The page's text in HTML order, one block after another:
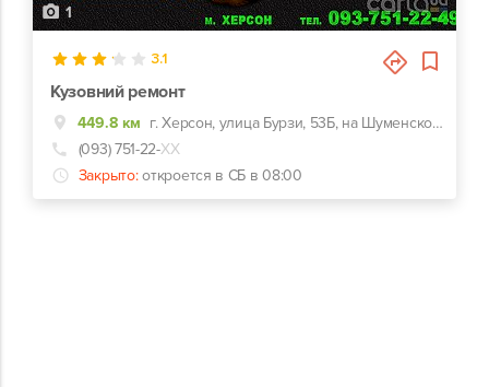
1
3.1
Кузовний ремонт
449.8 км
г. Херсон, улица Бурзи, 53Б, на Шуменском в поруч з ліцеєм
(093) 751-22-ХХ
Закрыто: откроется в СБ в 08:00